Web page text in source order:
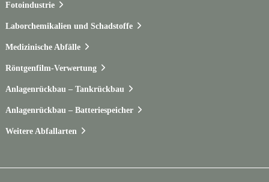
Fotoindustrie
Laborchemikalien und Schadstoffe
Medizinische Abfälle
Röntgenfilm-Verwertung
Anlagenrückbau – Tankrückbau
Anlagenrückbau – Batteriespeicher
Weitere Abfallarten